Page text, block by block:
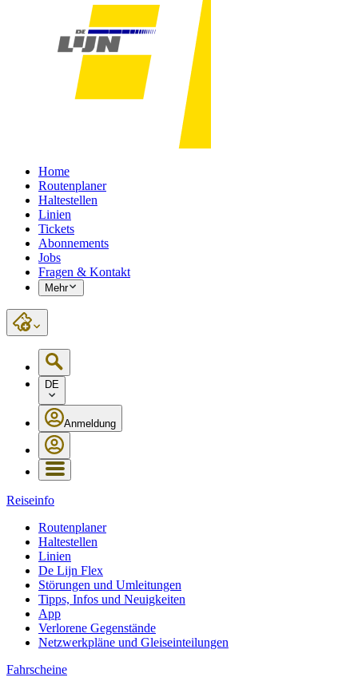
Home
Routenplaner
Haltestellen
Linien
Tickets
Abonnements
Jobs
Fragen & Kontakt
Mehr
DE
Anmeldung
Reiseinfo
Routenplaner
Haltestellen
Linien
De Lijn Flex
Störungen und Umleitungen
Tipps, Infos und Neuigkeiten
App
Verlorene Gegenstände
Netzwerkpläne und Gleiseinteilungen
Fahrscheine